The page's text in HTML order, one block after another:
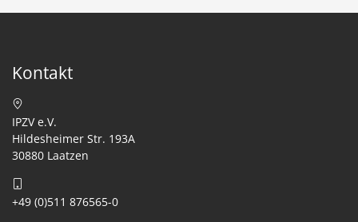
Kontakt
IPZV e.V.
Hildesheimer Str. 193A
30880 Laatzen
+49 (0)511 876565-0